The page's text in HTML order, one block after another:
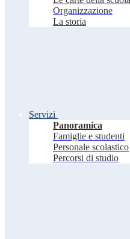
Organizzazione
La storia
Servizi
Panoramica
Famiglie e studenti
Personale scolastico
Percorsi di studio